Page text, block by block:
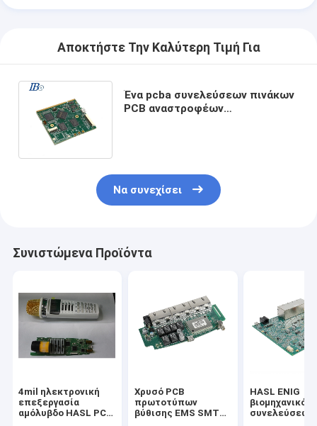
Αποκτήστε Την Καλύτερη Τιμή Για
Ένα pcba συνελεύσεων πινάκων
PCB αναστροφέων
Να συνεχίσει
Συνιστώμενα Προϊόντα
4mil ηλεκτρονική
επεξεργασία
αμόλυβδο HASL PCB
Χρυσό PCB
πρωτοτύπων
βύθισης EMS SMT
HASL ENIG
βιομηχανικό
συνελεύσεων